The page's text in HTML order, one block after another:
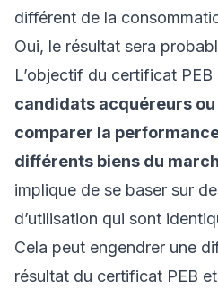
différent de la
Oui, le résultat sera
L’objectif du certificat PEB
candidats acquéreurs
comparer la
différents biens du
implique de se baser sur
d’utilisation qui sont
Cela peut engendrer une
résultat du certificat PEB